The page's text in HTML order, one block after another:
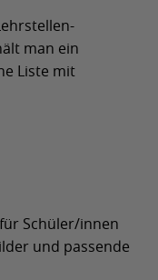
man ein
Liste mit
Schüler/innen
und passende